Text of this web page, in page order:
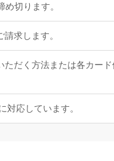
切ります。
求します。
だく方法または各カー
対応しています。